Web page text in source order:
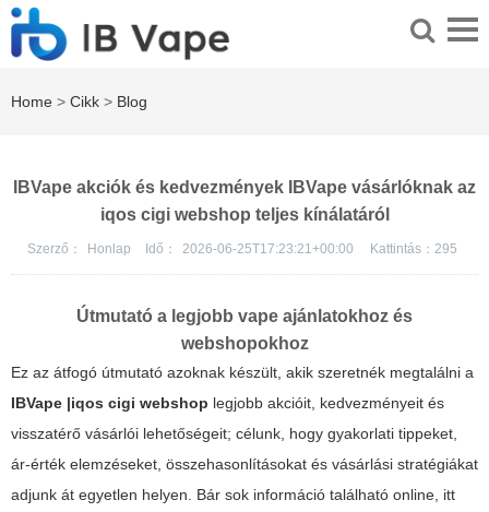
Home > Cikk > Blog
IBVape akciók és kedvezmények IBVape vásárlóknak az
iqos cigi webshop teljes kínálatáról
Szerző： Honlap Idő： 2026-06-25T17:23:21+00:00 Kattintás： 295
Útmutató a legjobb vape ajánlatokhoz és
webshopokhoz
Ez az átfogó útmutató azoknak készült, akik szeretnék megtalálni a
IBVape |iqos cigi webshop legjobb akcióit, kedvezményeit és
visszatérő vásárlói lehetőségeit; célunk, hogy gyakorlati tippeket,
ár-érték elemzéseket, összehasonlításokat és vásárlási stratégiákat
adjunk át egyetlen helyen. Bár sok információ található online, itt